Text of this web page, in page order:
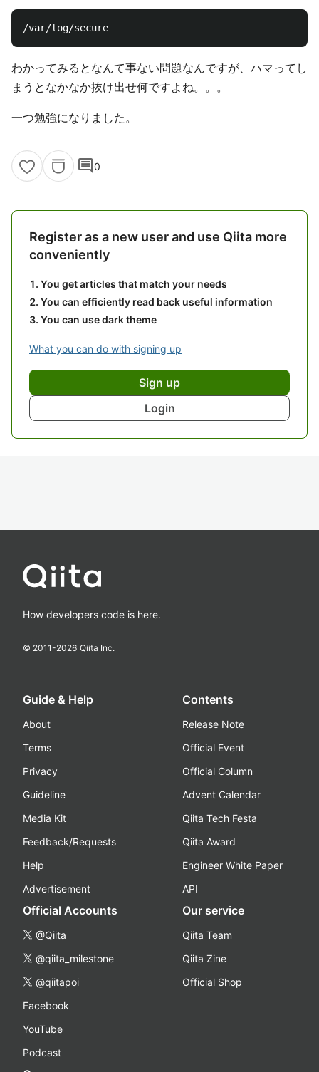
わかってみるとなんて事ない問題なんですが、ハマってし
まうとなかなか抜け出せ何ですよね。。。
一つ勉強になりました。
comment0
Register as a new user and use Qiita more
conveniently
You get articles that match your needs
You can efficiently read back useful information
You can use dark theme
What you can do with signing up
Sign up
Login
How developers code is here.
© 2011-2026 Qiita Inc.
Guide & Help
About
Terms
Privacy
Guideline
Media Kit
Feedback/Requests
Help
Advertisement
Contents
Release Note
Official Event
Official Column
Advent Calendar
Qiita Tech Festa
Qiita Award
Engineer White Paper
API
Official Accounts
@Qiita
@qiita_milestone
@qiitapoi
Facebook
YouTube
Podcast
Our service
Qiita Team
Qiita Zine
Official Shop